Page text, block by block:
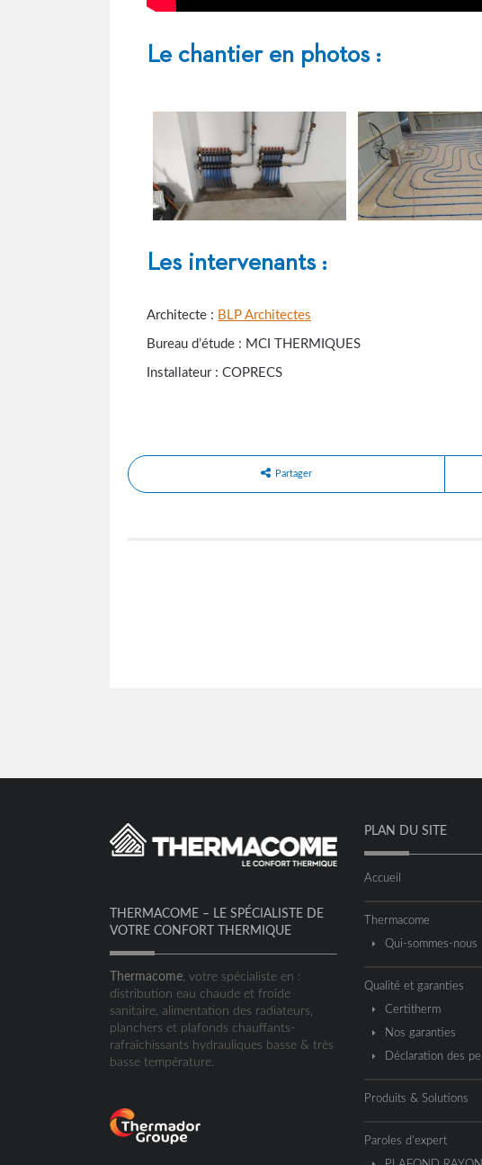
Le chantier en photos :
Les intervenants :
Architecte : BLP Architectes
Bureau d’étude : MCI THERMIQUES
Installateur : COPRECS
Partager
THERMACOME – LE SPÉCIALISTE DE
VOTRE CONFORT THERMIQUE
Thermacome , votre spécialiste en :
distribution eau chaude et froide
sanitaire, alimentation des radiateurs,
planchers et plafonds chauffants-
rafraîchissants hydrauliques basse & très
basse température.
PLAN DU SITE
Accueil
Thermacome
Qui-sommes-nous
Qualité et garanties
Certitherm
Nos garanties
Déclaration des
Produits & Solutions
Paroles d’expert